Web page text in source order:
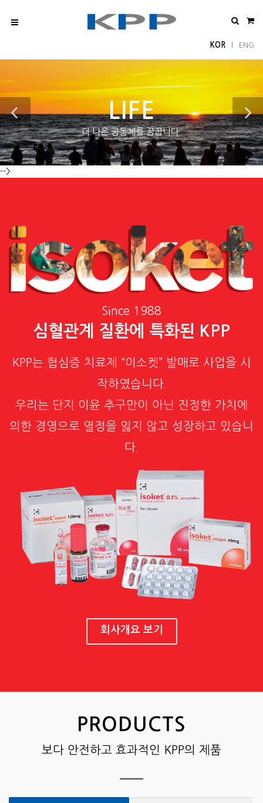
KOR ENG
LIFE
더 나은 공동체를 꿈꿉니다.
-->
Since 1988
심혈관계 질환에 특화된 KPP
KPP는 협심증 치료제 “이소켓” 발매로 사업을 시
작하였습니다.
우리는 단지 이윤 추구만이 아닌 진정한 가치에
의한 경영으로 열정을 잃지 않고 성장하고 있습니
다.
회사개요 보기
PRODUCTS
보다 안전하고 효과적인 KPP의 제품